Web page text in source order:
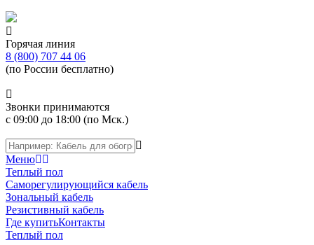
Горячая линия
8 (800) 707 44 06
(по России бесплатно)
Звонки принимаются
с 09:00 до 18:00 (по Мск.)
Меню
Теплый пол
Саморегулирующийся кабель
Зональный кабель
Резистивный кабель
Где купитьКонтакты
Теплый пол